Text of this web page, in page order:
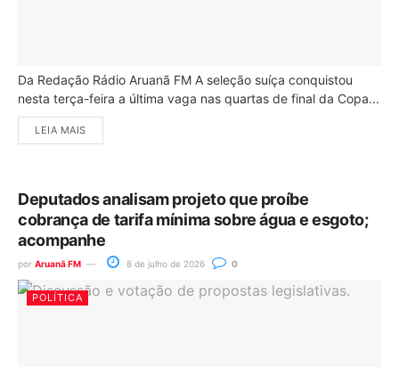
Da Redação Rádio Aruanã FM A seleção suíça conquistou
nesta terça-feira a última vaga nas quartas de final da Copa...
LEIA MAIS
Deputados analisam projeto que proíbe
cobrança de tarifa mínima sobre água e esgoto;
acompanhe
por Aruanã FM 8 de julho de 2026 0
POLÍTICA